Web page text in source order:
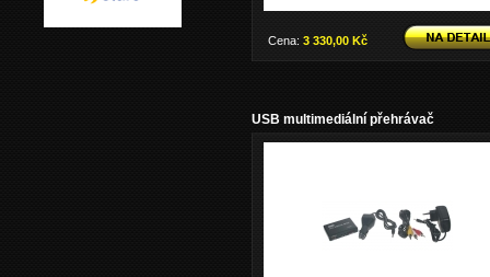
Cena: 3 330,00 Kč
USB multimediální přehrávač